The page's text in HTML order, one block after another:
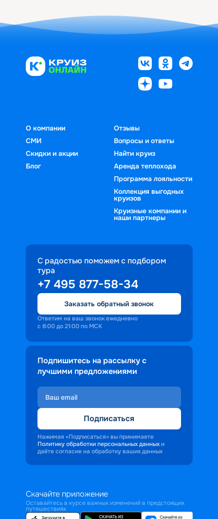
О компании
СМИ
Скидки и акции
Блог
Отзывы
Вопросы и ответы
Найти круиз
Аренда теплохода
Программа лояльности
Коллекция выгодных
круизов
Круизные компании и
наши партнеры
С радостью поможем с подбором
тура
+7 495 877-58-34
Заказать обратный звонок
Ответим на ваш звонок ежедневно
с 8:00 до 21:00 по МСК
Подпишитесь на рассылку с
лучшими предложениями
Подписаться
Нажимая «Подписаться» вы принимаете
Политику обработки персональных данных и
даёте согласие на обработку ваших данных
Скачайте приложение
Оставайтесь в курсе важных изменений в предстоящих
путешествиях